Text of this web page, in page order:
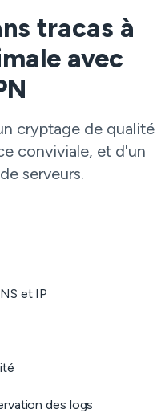
tracas à
avec
cryptage de qualité
conviviale, et d'un
serveurs.
et IP
des logs